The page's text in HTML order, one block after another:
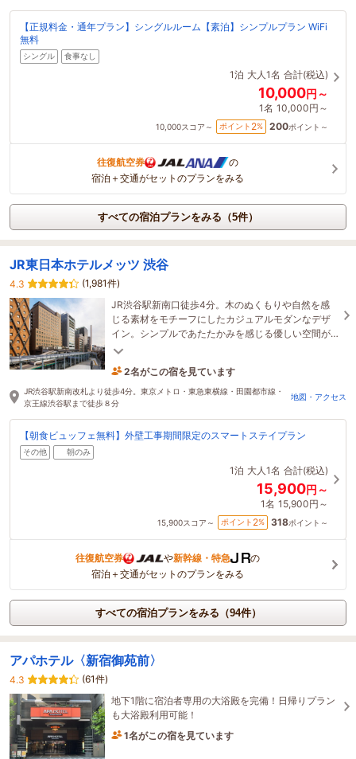
【正規料金・通年プラン】シングルルーム【素泊】シンプルプラン WiFi
無料
シングル 食事なし
1泊 大人1名 合計(税込)
10,000円～
1名 10,000円～
10,000スコア～ ポイント 2% 200ポイント～
往復航空券
の
宿泊＋交通がセットのプランをみる
すべての宿泊プランをみる（5件）
JR東日本ホテルメッツ 渋谷
4.3
(1,981件)
JR渋谷駅新南口徒歩4分。木のぬくもりや自然を感
じる素材をモチーフにしたカジュアルモダンなデザ
イン。シンプルであたたかみを感じる優しい空間が
「心地よい」時間を演出します。
2名がこの宿を見ています
36分前に予約されました
JR渋谷駅新南改札より徒歩4分。東京メトロ・東急東横線・田園都市線・
京王線渋谷駅まで徒歩８分
地図・アクセス
【朝食ビュッフェ無料】外壁工事期間限定のスマートステイプラン
その他 朝のみ
1泊 大人1名 合計(税込)
15,900円～
1名 15,900円～
15,900スコア～ ポイント 2% 318ポイント～
往復航空券 や新幹線・特急
の
宿泊＋交通がセットのプランをみる
すべての宿泊プランをみる（94件）
アパホテル〈新宿御苑前〉
4.3
(61件)
地下1階に宿泊者専用の大浴殿を完備！日帰りプラン
も大浴殿利用可能！
1名がこの宿を見ています